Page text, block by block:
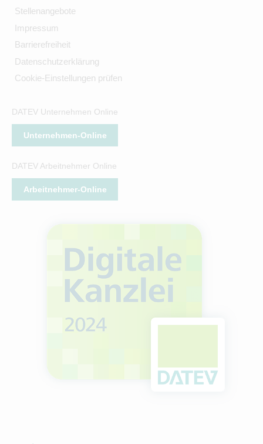
Stellenangebote
Impressum
Barrierefreiheit
Datenschutzerklärung
Cookie-Einstellungen prüfen
DATEV Unternehmen Online
Unternehmen-Online
DATEV Arbeitnehmer Online
Arbeitnehmer-Online